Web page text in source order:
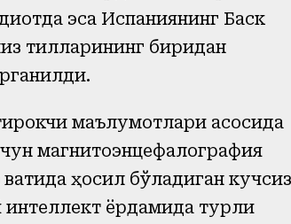
эса Испаниянинг Баск
тилларининг биридан
маълумотлари асосида
магнитоэнцефалография
ҳосил бўладиган кучсиз
ёрдамида турли